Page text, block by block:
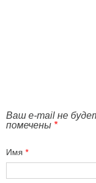
Ваш e-mail не
помечены *
Имя *